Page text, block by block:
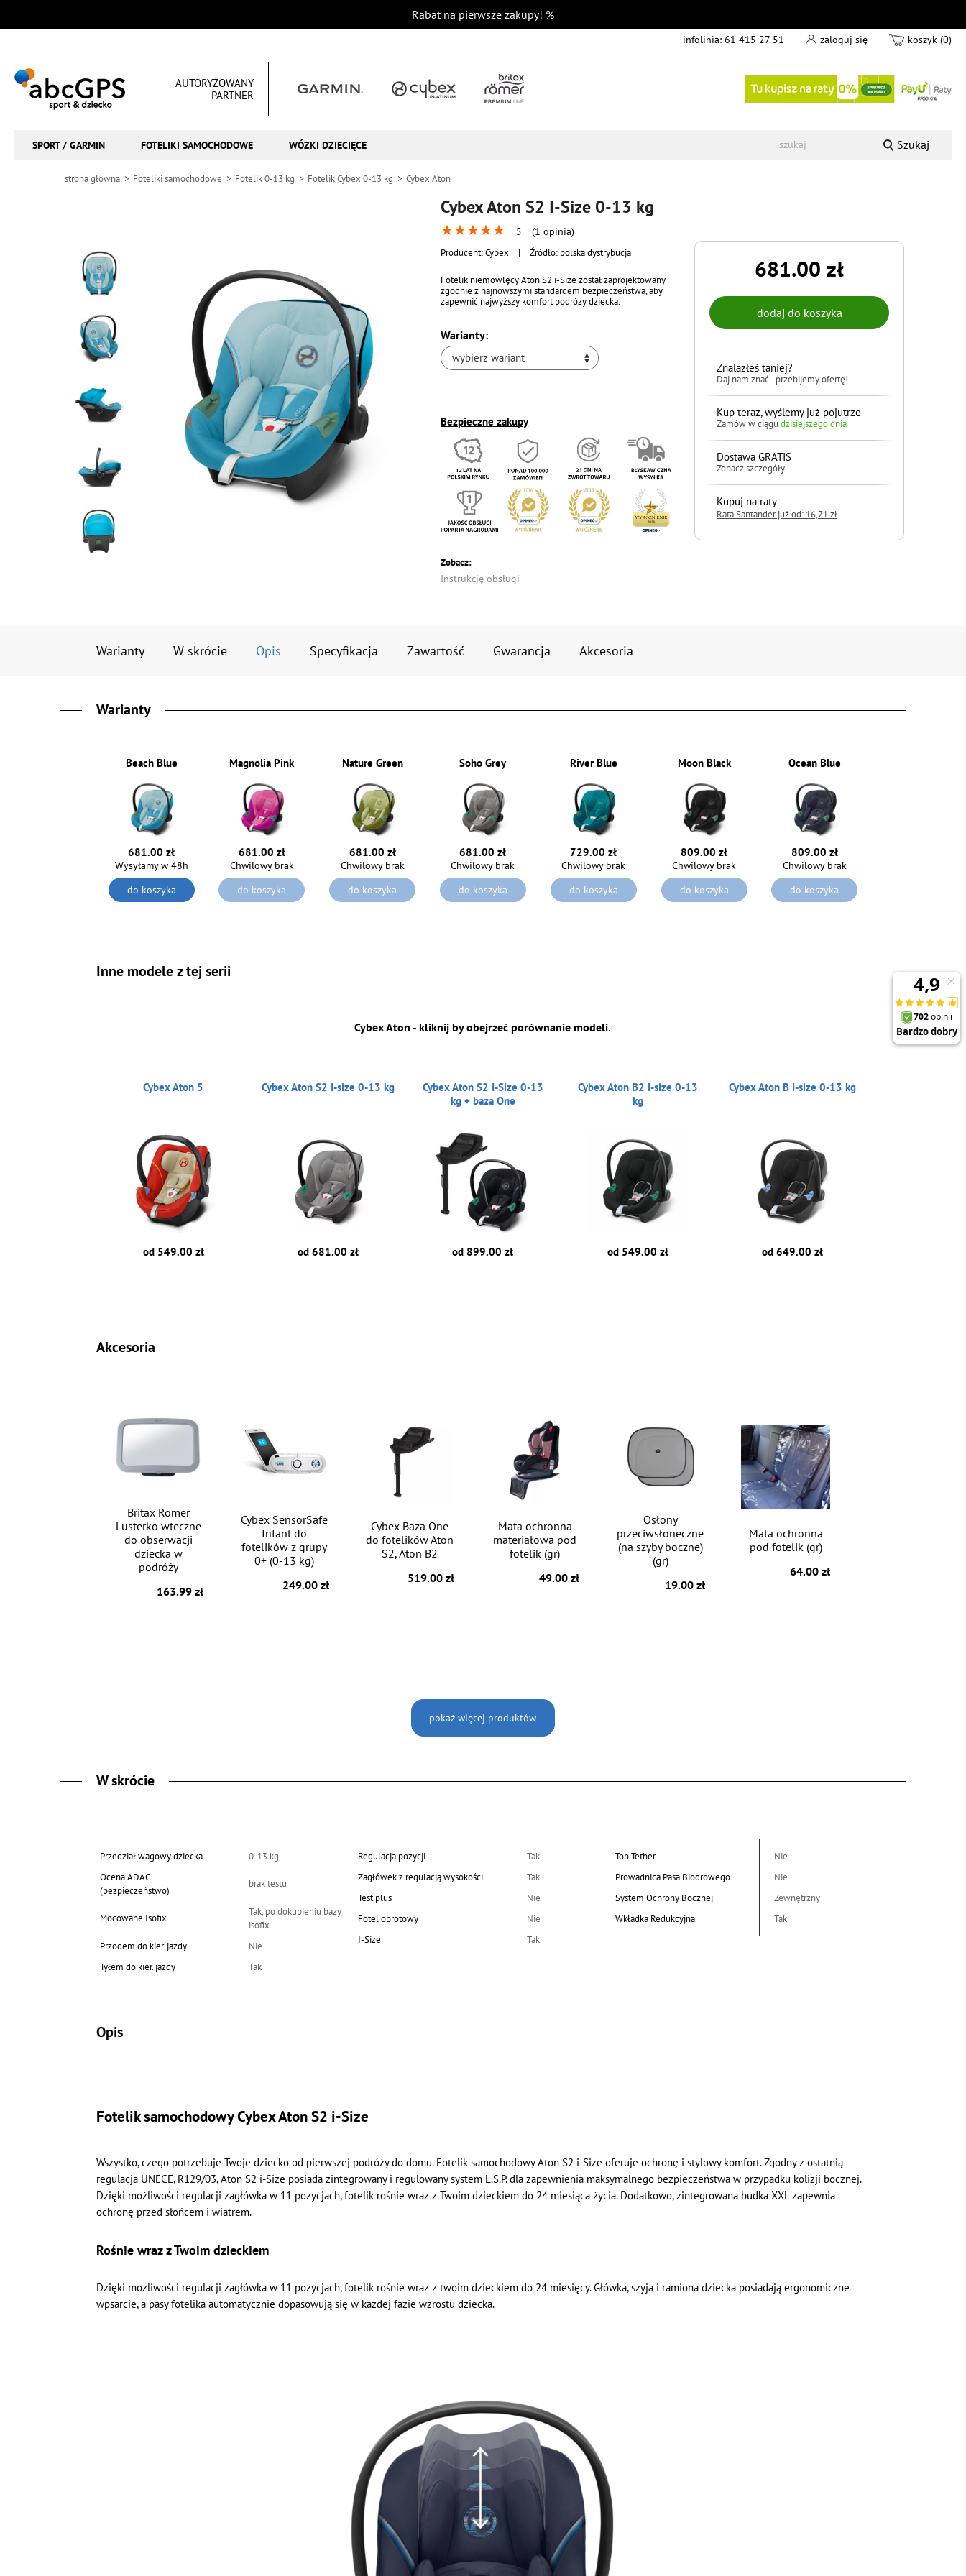
Rabat na pierwsze zakupy! %
infolinia: 61 415 27 51 zaloguj się koszyk (0)
AUTORYZOWANY
PARTNER
SPORT / GARMIN FOTELIKI SAMOCHODOWE WÓZKI DZIECIĘCE Szukaj
strona główna Foteliki samochodowe Fotelik 0-13 kg Fotelik Cybex 0-13 kg Cybex Aton
Cybex Aton S2 I-Size 0-13 kg
★★★★★ 5 (1 opinia)
Producent:Cybex | Źródło: polska dystrybucja
Fotelik niemowlęcy Aton S2 i-Size został zaprojektowany
zgodnie z najnowszymi standardem bezpieczeństwa, aby
zapewnić najwyższy komfort podrózy dziecka.
Warianty:
wybierz wariant
Bezpieczne zakupy
Zobacz:
Instrukcję obsługi
681.00 zł
Znalazłeś taniej?
Daj nam znać - przebijemy ofertę!
Kup teraz, wyślemy już pojutrze
Zamów w ciągudzisiejszego dnia
Dostawa GRATIS
Zobacz szczegóły
Kupuj na raty
Rata Santander już od: 16,71 zł
Warianty W skrócie Opis Specyfikacja Zawartość Gwarancja Akcesoria
Warianty
Beach Blue
681.00 zł
Wysyłamy w 48h
do koszyka
Magnolia Pink
681.00 zł
Chwilowy brak
do koszyka
Nature Green
681.00 zł
Chwilowy brak
do koszyka
Soho Grey
681.00 zł
Chwilowy brak
do koszyka
River Blue
729.00 zł
Chwilowy brak
do koszyka
Moon Black
809.00 zł
Chwilowy brak
do koszyka
Ocean Blue
809.00 zł
Chwilowy brak
do koszyka
Inne modele z tej serii
Cybex Aton - kliknij by obejrzeć porównanie modeli.
Cybex Aton 5
od 549.00 zł
Cybex Aton S2 I-size 0-13 kg
od 681.00 zł
Cybex Aton S2 I-Size 0-13
kg + baza One
od 899.00 zł
Cybex Aton B2 I-size 0-13
kg
od 549.00 zł
Cybex Aton B I-size 0-13 kg
od 649.00 zł
Akcesoria
Britax Romer
Lusterko wteczne
do obserwacji
dziecka w
podróży
163.99 zł
Cybex SensorSafe
Infant do
fotelików z grupy
0+ (0-13 kg)
249.00 zł
Cybex Baza One
do fotelików Aton
S2, Aton B2
519.00 zł
Mata ochronna
materiałowa pod
fotelik (gr)
49.00 zł
Osłony
przeciwsłoneczne
(na szyby boczne)
(gr)
19.00 zł
Mata ochronna
pod fotelik (gr)
64.00 zł
pokaż więcej produktów
W skrócie
Przedział wagowy dziecka
0-13 kg
Ocena ADAC
(bezpieczeństwo)
brak testu
Mocowane Isofix
Tak, po dokupieniu bazy
isofix
Przodem do kier. jazdy
Nie
Tyłem do kier. jazdy
Tak
Regulacja pozycji
Tak
Zagłówek z regulacją wysokości
Tak
Test plus
Nie
Fotel obrotowy
Nie
I-Size
Tak
Top Tether
Nie
Prowadnica Pasa Biodrowego
Nie
System Ochrony Bocznej
Zewnętrzny
Wkładka Redukcyjna
Tak
Opis
Fotelik samochodowy Cybex Aton S2 i-Size
Wszystko, czego potrzebuje Twoje dziecko od pierwszej podróży do domu. Fotelik samochodowy Aton S2 i-Size oferuje ochronę i stylowy komfort. Zgodny z ostatnią
regulacja UNECE, R129/03, Aton S2 i-Size posiada zintegrowany i regulowany system L.S.P. dla zapewnienia maksymalnego bezpieczeństwa w przypadku kolizji bocznej.
Dzięki możliwości regulacji zagłówka w 11 pozycjach, fotelik rośnie wraz z Twoim dzieckiem do 24 miesiąca życia. Dodatkowo, zintegrowana budka XXL zapewnia
ochronę przed słońcem i wiatrem.
Rośnie wraz z Twoim dzieckiem
Dzięki mozliwości regulacji zagłówka w 11 pozycjach, fotelik rośnie wraz z twoim dzieckiem do 24 miesięcy. Główka, szyja i ramiona dziecka posiadają ergonomiczne
wpsarcie, a pasy fotelika automatycznie dopasowują się w każdej fazie wzrostu dziecka.